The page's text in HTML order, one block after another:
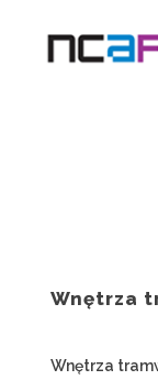
Wnętrza
Wnętrza